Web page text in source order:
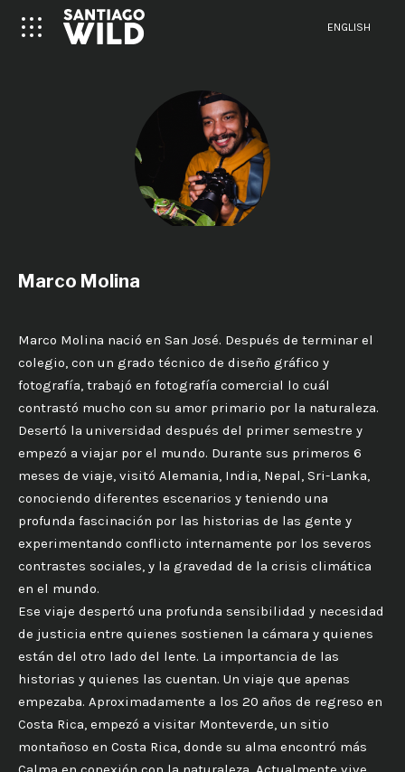
ENGLISH
Marco Molina
Marco Molina nació en San José. Después de terminar el
colegio, con un grado técnico de diseño gráfico y
fotografía, trabajó en fotografía comercial lo cuál
contrastó mucho con su amor primario por la naturaleza.
Desertó la universidad después del primer semestre y
empezó a viajar por el mundo. Durante sus primeros 6
meses de viaje, visitó Alemania, India, Nepal, Sri-Lanka,
conociendo diferentes escenarios y teniendo una
profunda fascinación por las historias de las gente y
experimentando conflicto internamente por los severos
contrastes sociales, y la gravedad de la crisis climática
en el mundo.
Ese viaje despertó una profunda sensibilidad y necesidad
de justicia entre quienes sostienen la cámara y quienes
están del otro lado del lente. La importancia de las
historias y quienes las cuentan. Un viaje que apenas
empezaba. Aproximadamente a los 20 años de regreso en
Costa Rica, empezó a visitar Monteverde, un sitio
montañoso en Costa Rica, donde su alma encontró más